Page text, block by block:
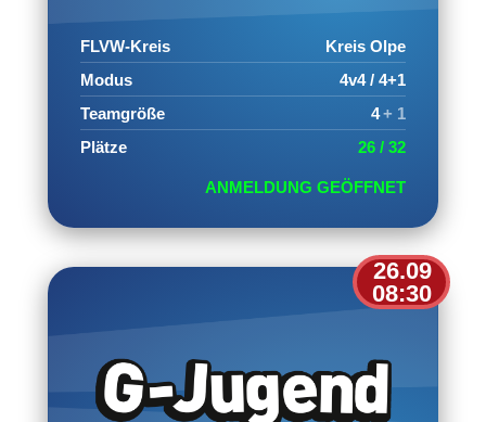
FLVW-Kreis
Kreis Olpe
Modus
4v4 / 4+1
Teamgröße
4+ 1
Plätze
26 / 32
ANMELDUNG GEÖFFNET
26.09
08:30